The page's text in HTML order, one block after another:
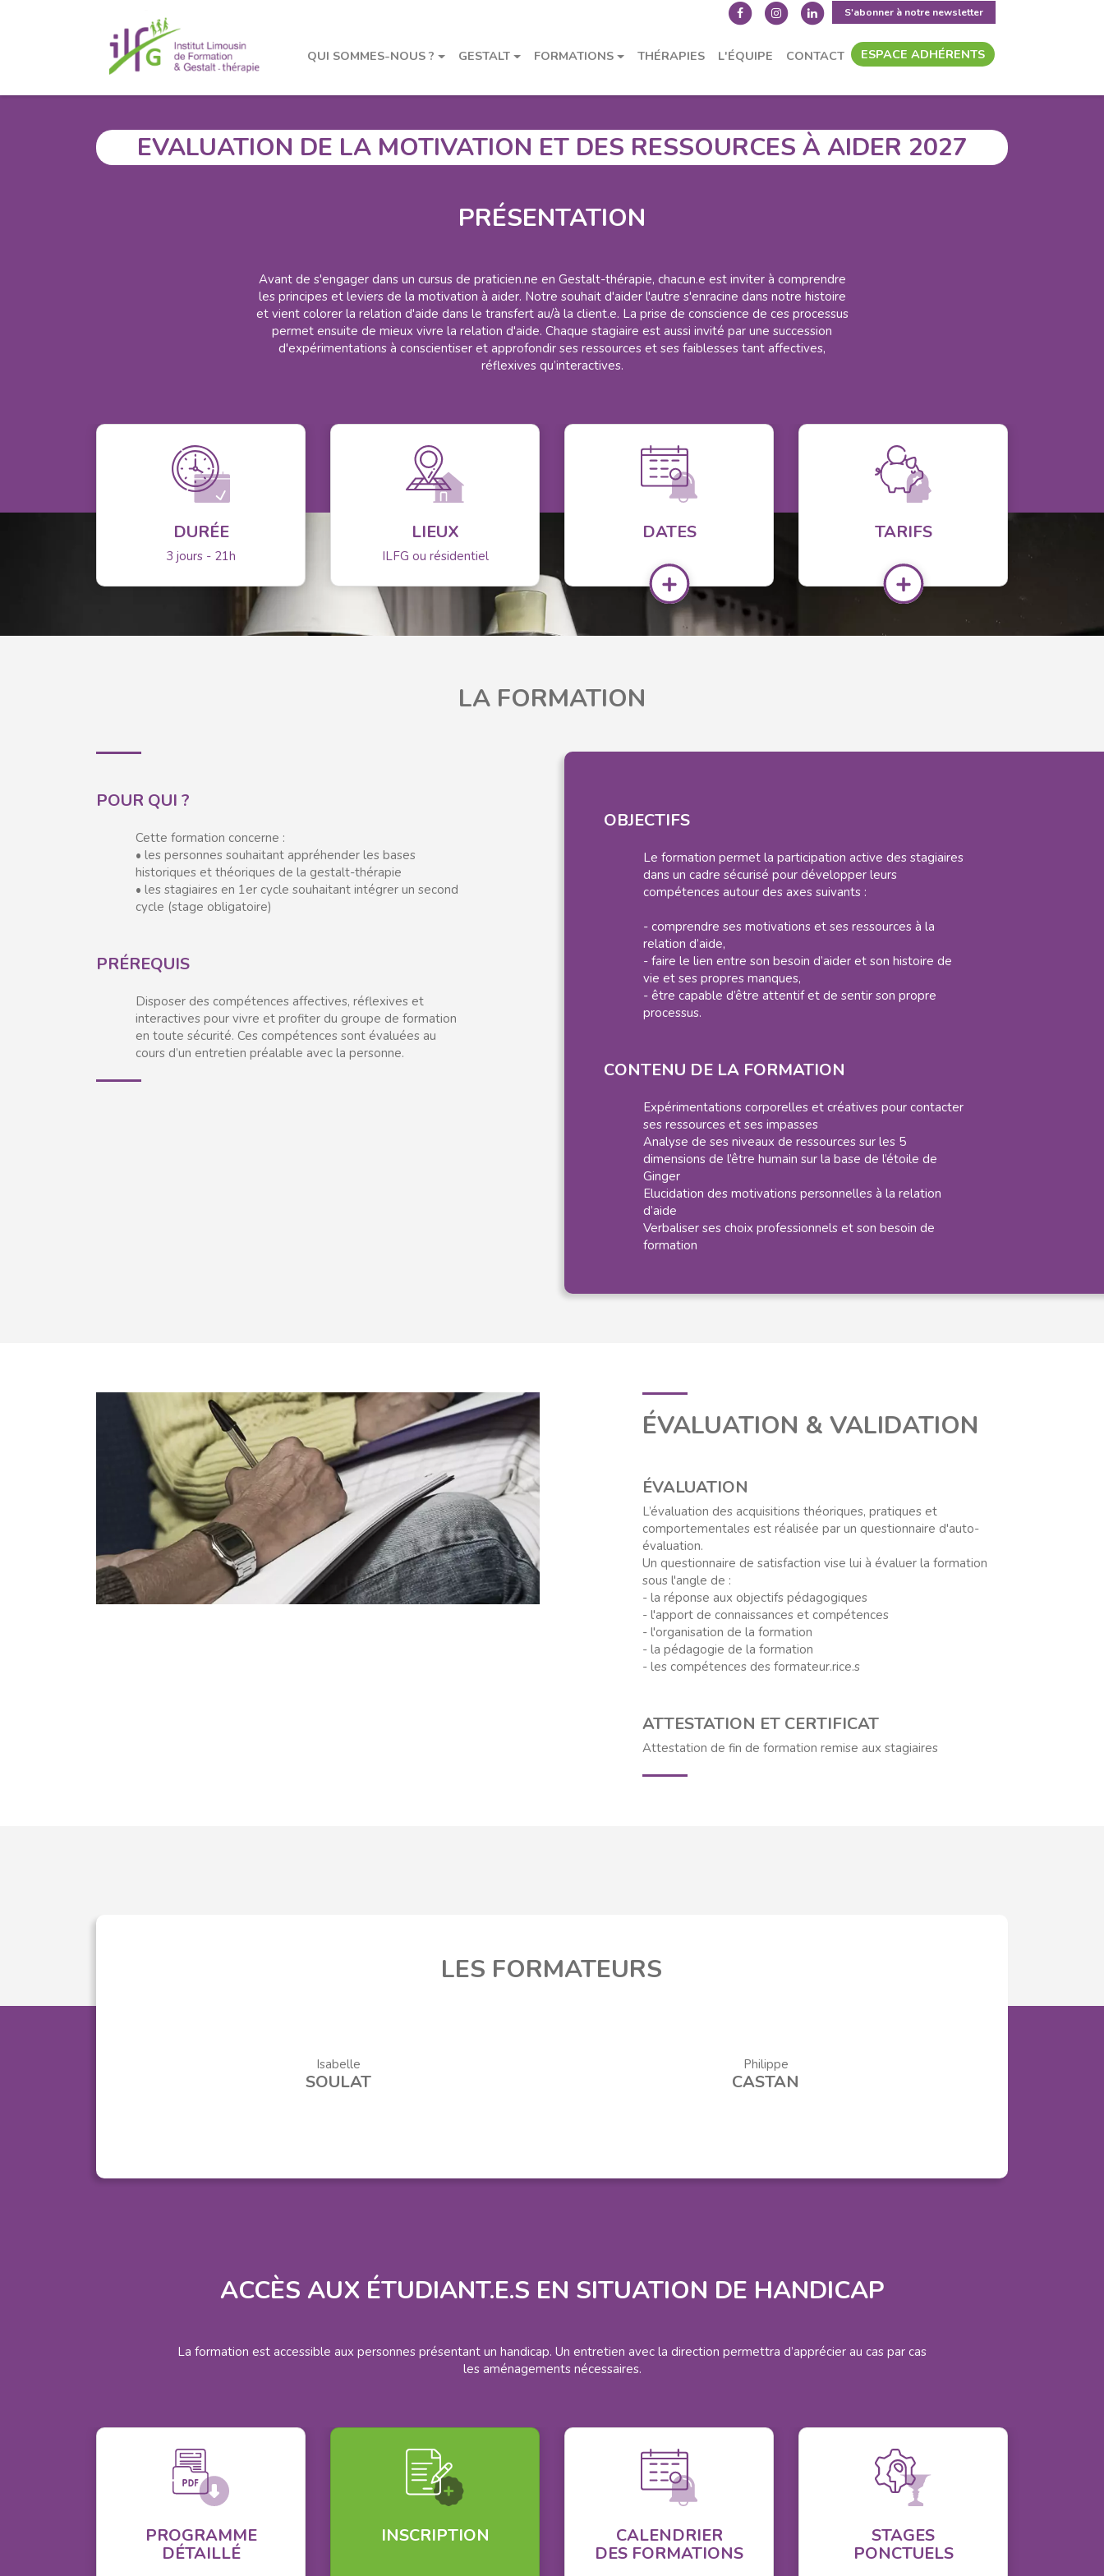
S'abonner à notre newsletter
QUI SOMMES-NOUS ? GESTALT FORMATIONS THÉRAPIES L'ÉQUIPE CONTACT ESPACE ADHÉRENTS
Formations
PREMIER CYCLE DEUXIÈME CYCLE TROISIÈME CYCLE SUPERVISION STAGES
EVALUATION DE LA MOTIVATION ET DES RESSOURCES À AIDER 2027
PRÉSENTATION
Avant de s'engager dans un cursus de praticien.ne en Gestalt-thérapie, chacun.e est inviter à comprendre
les principes et leviers de la motivation à aider. Notre souhait d'aider l'autre s'enracine dans notre histoire
et vient colorer la relation d'aide dans le transfert au/à la client.e. La prise de conscience de ces processus
permet ensuite de mieux vivre la relation d'aide. Chaque stagiaire est aussi invité par une succession
d'expérimentations à conscientiser et approfondir ses ressources et ses faiblesses tant affectives,
réflexives qu’interactives.
DURÉE
3 jours - 21h
LIEUX
ILFG ou résidentiel
DATES TARIFS
LA FORMATION
POUR QUI ?
Cette formation concerne :
• les personnes souhaitant appréhender les bases
historiques et théoriques de la gestalt-thérapie
• les stagiaires en 1er cycle souhaitant intégrer un second
cycle (stage obligatoire)
PRÉREQUIS
Disposer des compétences affectives, réflexives et
interactives pour vivre et profiter du groupe de formation
en toute sécurité. Ces compétences sont évaluées au
cours d’un entretien préalable avec la personne.
OBJECTIFS
Le formation permet la participation active des stagiaires
dans un cadre sécurisé pour développer leurs
compétences autour des axes suivants :
- comprendre ses motivations et ses ressources à la
relation d’aide,
- faire le lien entre son besoin d’aider et son histoire de
vie et ses propres manques,
- être capable d’être attentif et de sentir son propre
processus.
CONTENU DE LA FORMATION
Expérimentations corporelles et créatives pour contacter
ses ressources et ses impasses
Analyse de ses niveaux de ressources sur les 5
dimensions de l’être humain sur la base de l’étoile de
Ginger
Elucidation des motivations personnelles à la relation
d’aide
Verbaliser ses choix professionnels et son besoin de
formation
ÉVALUATION & VALIDATION
ÉVALUATION
L’évaluation des acquisitions théoriques, pratiques et
comportementales est réalisée par un questionnaire d'auto-
évaluation.
Un questionnaire de satisfaction vise lui à évaluer la formation
sous l'angle de :
- la réponse aux objectifs pédagogiques
- l'apport de connaissances et compétences
- l'organisation de la formation
- la pédagogie de la formation
- les compétences des formateur.rice.s
ATTESTATION ET CERTIFICAT
Attestation de fin de formation remise aux stagiaires
LES FORMATEURS
Isabelle
SOULAT
Philippe
CASTAN
ACCÈS AUX ÉTUDIANT.E.S EN SITUATION DE HANDICAP
La formation est accessible aux personnes présentant un handicap. Un entretien avec la direction permettra d’apprécier au cas par cas
les aménagements nécessaires.
PROGRAMME
DÉTAILLÉ
INSCRIPTION
CALENDRIER
DES FORMATIONS
STAGES
PONCTUELS